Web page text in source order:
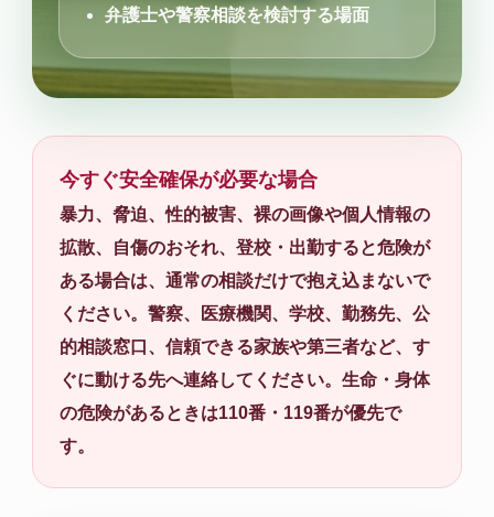
弁護士や警察相談を検討する場面
今すぐ安全確保が必要な場合
暴力、脅迫、性的被害、裸の画像や個人情報の
拡散、自傷のおそれ、登校・出勤すると危険が
ある場合は、通常の相談だけで抱え込まないで
ください。警察、医療機関、学校、勤務先、公
的相談窓口、信頼できる家族や第三者など、す
ぐに動ける先へ連絡してください。生命・身体
の危険があるときは110番・119番が優先で
す。